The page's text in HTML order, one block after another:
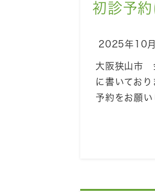
初診予
2025年10
大阪狭山市
に書いてお
予約をお願